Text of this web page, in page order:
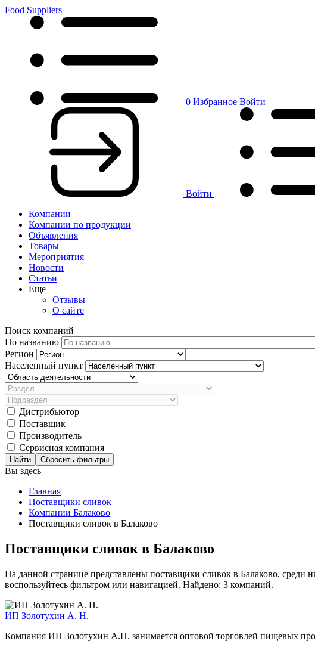
Food Suppliers
0 Избранное Войти
Войти
Компании
Компании по продукции
Объявления
Товары
Мероприятия
Новости
Статьи
Еще
Отзывы
О сайте
Поиск компаний
По названию
Регион
Населенный пункт
Дистрибьютор
Поставщик
Производитель
Сервисная компания
Сбросить фильтры
Вы здесь
Главная
Поставщики сливок
Компании Балаково
Поставщики сливок в Балаково
Поставщики сливок в Балаково
На данной странице представлены поставщики сливок в Балаково,
воспользуйтесь фильтром или навигацией. Найдено: 3 компаний.
ИП Золотухин А. Н.
Компания ИП Золотухин А.Н. занимается оптовой торговлей пищевых